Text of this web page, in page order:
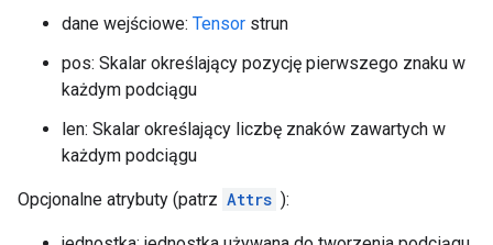
dane wejściowe: Tensor strun
pos: Skalar określający pozycję pierwszego znaku w
każdym podciągu
len: Skalar określający liczbę znaków zawartych w
każdym podciągu
Opcjonalne atrybuty (patrz Attrs ):